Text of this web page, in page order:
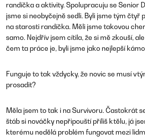
randíčka a aktivity. Spolupracuju se Senior
jsme si neobyčejně sedli. Byli jsme tým čtyř
na starosti randíčka. Měli jsme takovou
samo. Nejdřív jsem cítila, že si mě zkouší,
čem ta práce je, byli jsme jako nejlepší
Funguje to tak vždycky, že novic se musí v
prosadit?
Měla jsem to tak i na Survivoru. Častokrát
štáb si nováčky nepřipouští příliš k tělu, já
kterému nedělá problém fungovat mezi